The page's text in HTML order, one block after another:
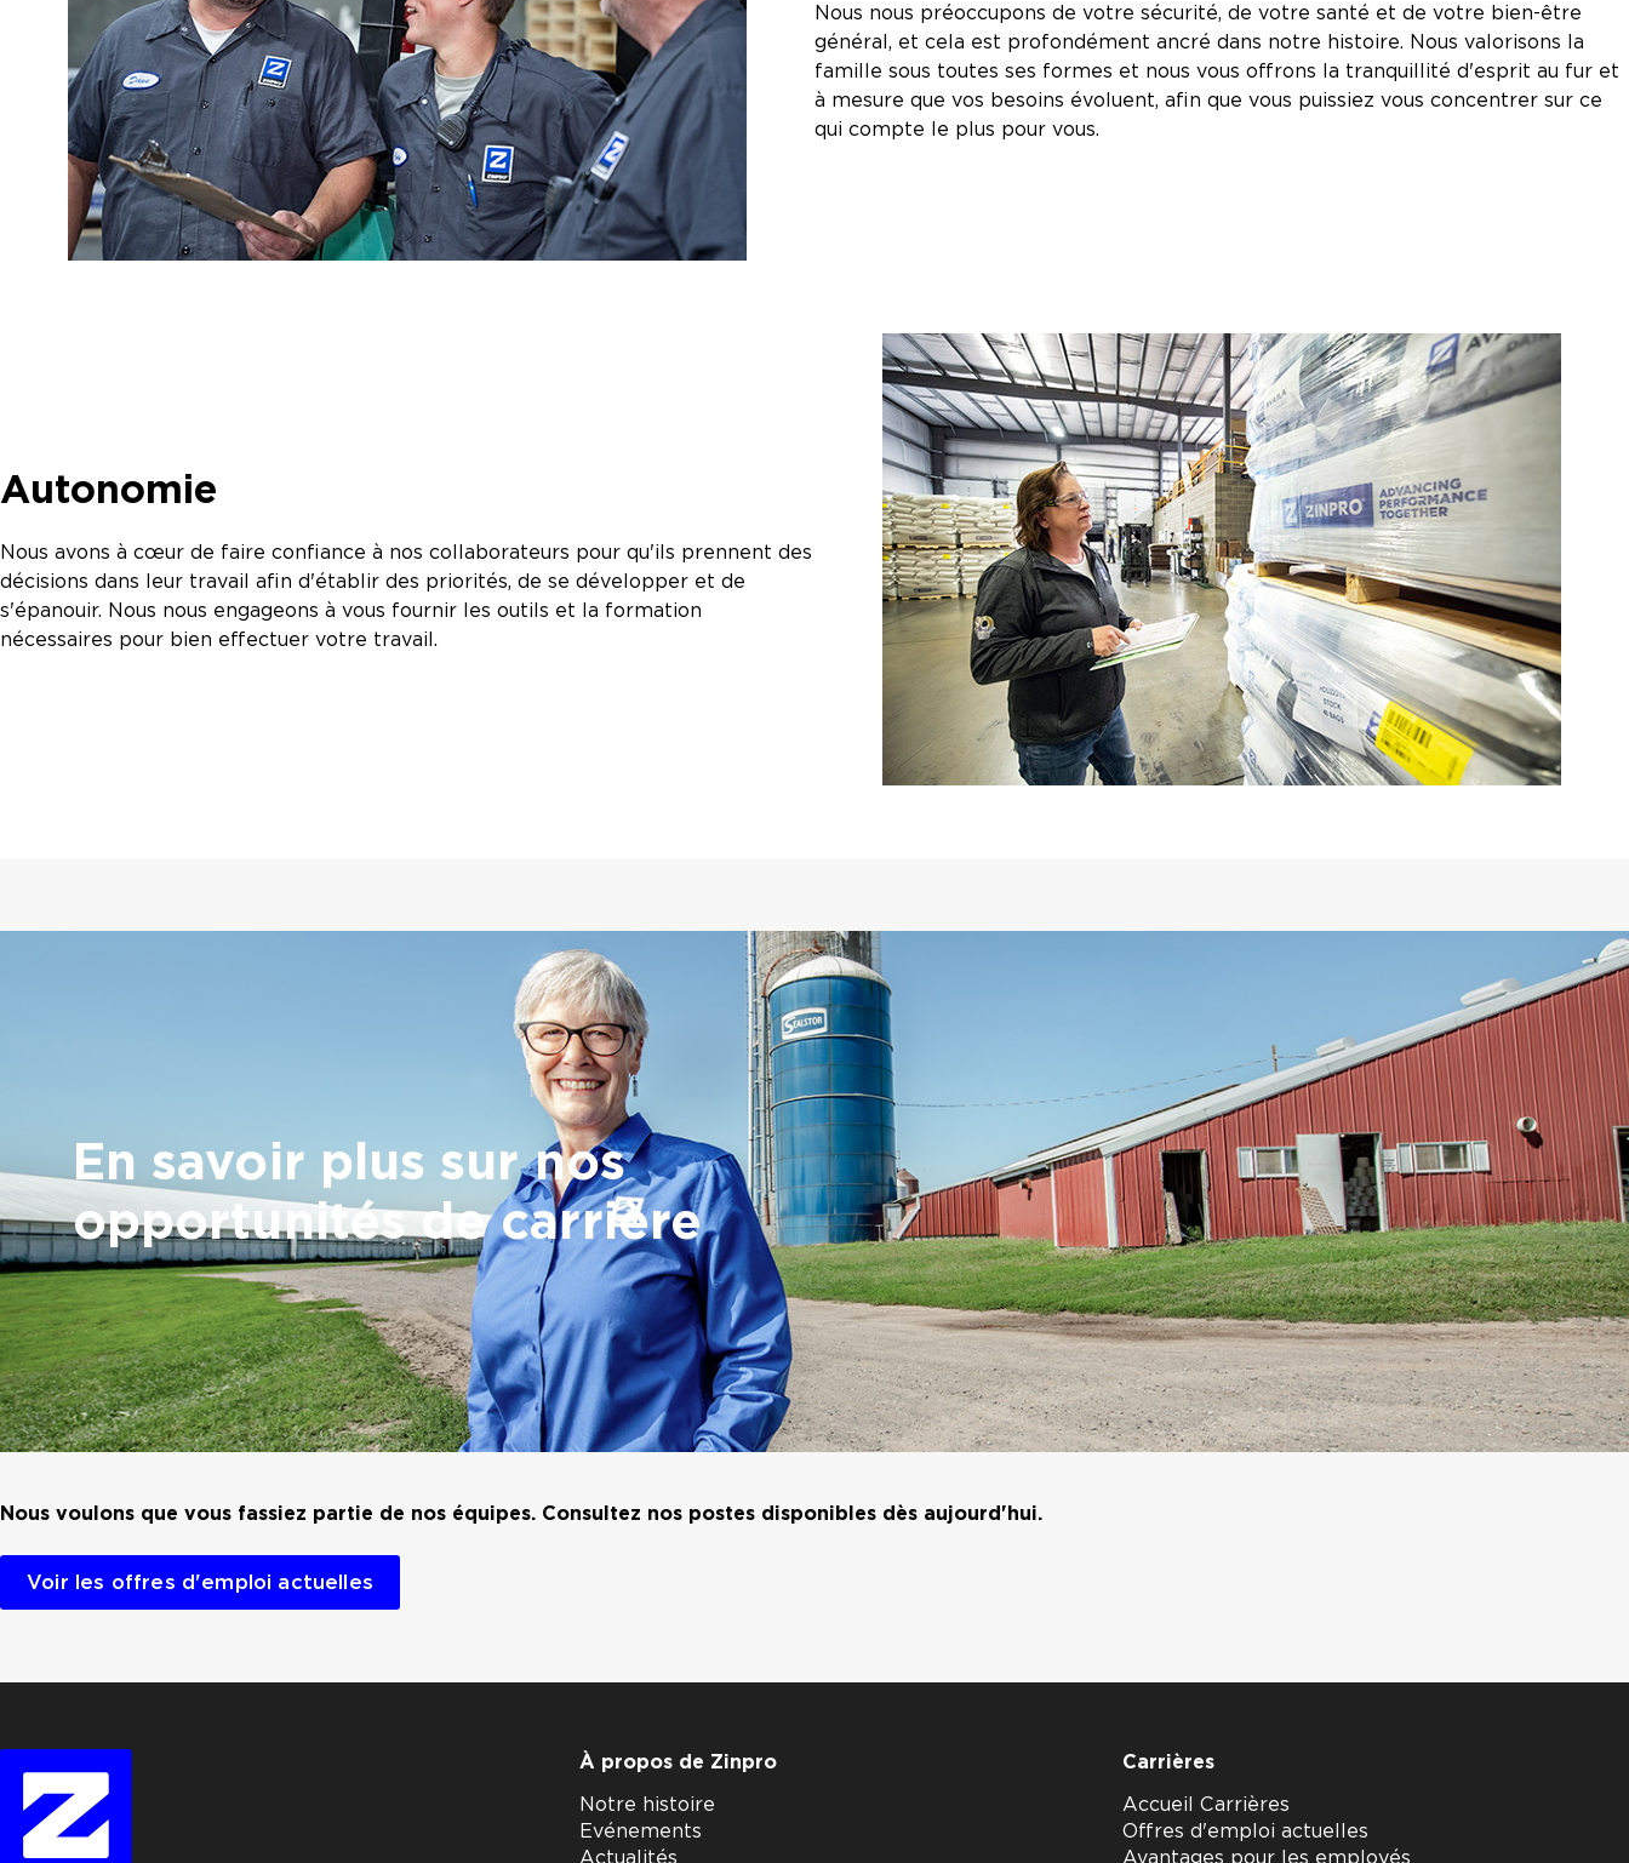
Nous nous préoccupons de votre sécurité, de votre santé et de votre bien-être
général, et cela est profondément ancré dans notre histoire. Nous valorisons la
famille sous toutes ses formes et nous vous offrons la tranquillité d'esprit au fur et
à mesure que vos besoins évoluent, afin que vous puissiez vous concentrer sur ce
qui compte le plus pour vous.
Autonomie
Nous avons à cœur de faire confiance à nos collaborateurs pour qu'ils prennent des
décisions dans leur travail afin d'établir des priorités, de se développer et de
s'épanouir. Nous nous engageons à vous fournir les outils et la formation
nécessaires pour bien effectuer votre travail.
En savoir plus sur nos
opportunités de carrière
Nous voulons que vous fassiez partie de nos équipes. Consultez nos postes disponibles dès aujourd'hui.
Voir les offres d'emploi actuelles
À propos de Zinpro
Notre histoire
Evénements
Actualités
Carrières
Accueil Carrières
Offres d'emploi actuelles
Avantages pour les employés